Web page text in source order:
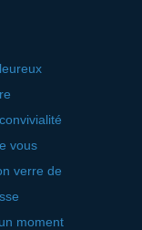
vous
verre de
moment